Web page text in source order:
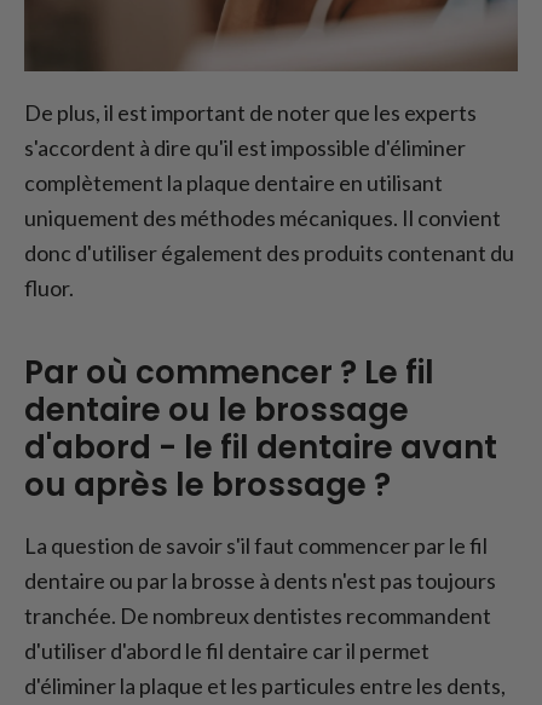
De plus, il est important de noter que les experts
s'accordent à dire qu'il est impossible d'éliminer
complètement la plaque dentaire en utilisant
uniquement des méthodes mécaniques. Il convient
donc d'utiliser également des produits contenant du
fluor.
Par où commencer ? Le fil
dentaire ou le brossage
d'abord - le fil dentaire avant
ou après le brossage ?
La question de savoir s'il faut commencer par le fil
dentaire ou par la brosse à dents n'est pas toujours
tranchée. De nombreux dentistes recommandent
d'utiliser d'abord le fil dentaire car il permet
d'éliminer la plaque et les particules entre les dents,